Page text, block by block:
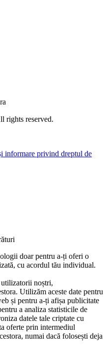
rights reserved.
informare privind dreptul de
doar pentru a-ți oferi o
cu acordul tău individual.
utilizatorii noștri,
Utilizăm aceste date pentru
și pentru a-ți afișa publicitate
a analiza statisticile de
datele tale criptate cu
oferte prin intermediul
numai dacă folosești deja